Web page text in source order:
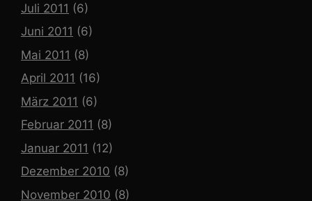
Juli 2011 (6)
Juni 2011 (6)
Mai 2011 (8)
April 2011 (16)
März 2011 (6)
Februar 2011 (8)
Januar 2011 (12)
Dezember 2010 (8)
November 2010 (8)